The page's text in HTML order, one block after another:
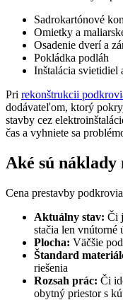
Sadrokartónové
Omietky a
Osadenie dverí a
Pokládka podláh
Inštalácia svietidiel
Pri rekonštrukcii
dodávateľom, ktorý
stavby cez
čas a vyhniete sa
Aké sú
Cena prestavby
Aktuálny stav: Či
stačia len vnútorné
Plocha: Väčšie
Štandard
riešenia
Rozsah prác: Či
obytný priestor s